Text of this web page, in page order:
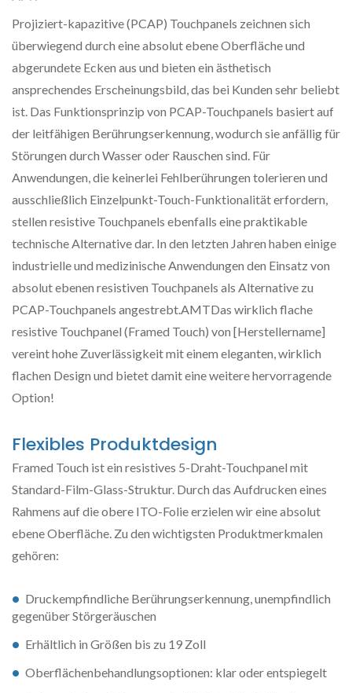
Projiziert-kapazitive (PCAP) Touchpanels zeichnen sich
überwiegend durch eine absolut ebene Oberfläche und
abgerundete Ecken aus und bieten ein ästhetisch
ansprechendes Erscheinungsbild, das bei Kunden sehr beliebt
ist. Das Funktionsprinzip von PCAP-Touchpanels basiert auf
der leitfähigen Berührungserkennung, wodurch sie anfällig für
Störungen durch Wasser oder Rauschen sind. Für
Anwendungen, die keinerlei Fehlberührungen tolerieren und
ausschließlich Einzelpunkt-Touch-Funktionalität erfordern,
stellen resistive Touchpanels ebenfalls eine praktikable
technische Alternative dar. In den letzten Jahren haben einige
industrielle und medizinische Anwendungen den Einsatz von
absolut ebenen resistiven Touchpanels als Alternative zu
PCAP-Touchpanels angestrebt.AMTDas wirklich flache
resistive Touchpanel (Framed Touch) von [Herstellername]
vereint hohe Zuverlässigkeit mit einem eleganten, wirklich
flachen Design und bietet damit eine weitere hervorragende
Option!
Flexibles Produktdesign
Framed Touch ist ein resistives 5-Draht-Touchpanel mit
Standard-Film-Glass-Struktur. Durch das Aufdrucken eines
Rahmens auf die obere ITO-Folie erzielen wir eine absolut
ebene Oberfläche. Zu den wichtigsten Produktmerkmalen
gehören:
Druckempfindliche Berührungserkennung, unempfindlich
gegenüber Störgeräuschen
Erhältlich in Größen bis zu 19 Zoll
Oberflächenbehandlungsoptionen: klar oder entspiegelt